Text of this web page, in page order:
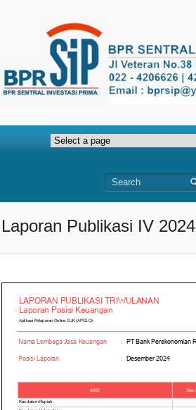
Laporan Publikasi IV 2024